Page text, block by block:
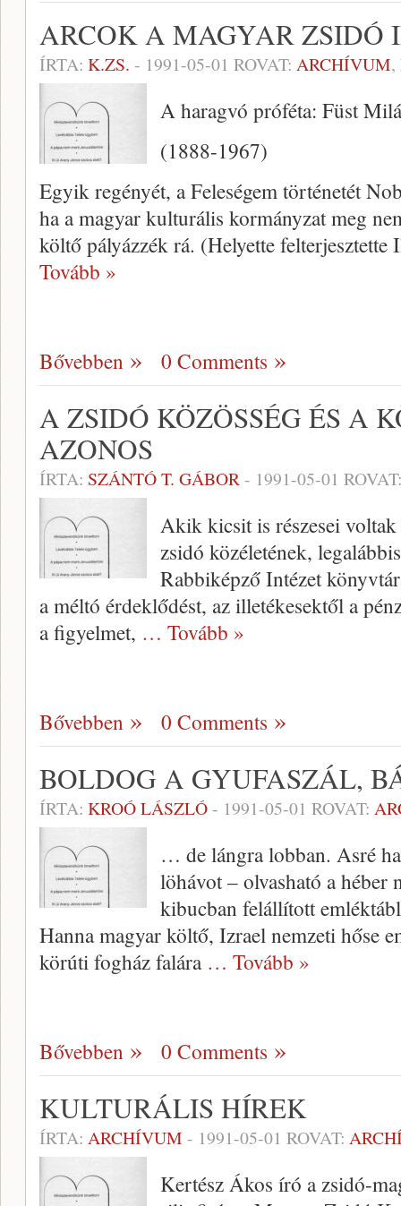
ARCOK A MAGYAR ZSIDÓ
ÍRTA: K.ZS. - 1991-05-01 ROVAT: ARCHÍVUM,
A haragvó próféta: Füst
(1888-1967)
Egyik regényét, a Feleségem történetét
ha a magyar kulturális kormányzat meg
köl­tő pályázzék rá. (Helyette
Tovább »
Bővebben 0 Comments
A ZSIDÓ KÖZÖSSÉG ÉS A
AZONOS
ÍRTA: SZÁNTÓ T. GÁBOR- 1991-05-01
Akik kicsit is részesei
zsidó közéletének,
Rabbiképző Intézet
a méltó érdeklődést, az il­letékesektől a
a figyelmet, … Tovább »
Bővebben 0 Comments
BOLDOG A GYUFASZÁL,
ÍRTA: KROÓ LÁSZLÓ- 1991-05-01 ROVAT:
… de lángra lobban. Asré
löhávot – olvasható a héber
kibucban felállított
Han­na magyar költő, Izrael nemzeti hőse
körúti fogház falára … Tovább »
Bővebben 0 Comments
KULTURÁLIS HÍREK
ÍRTA: ARCHÍVUM - 1991-05-01 ROVAT:
Kertész Ákos író a zsidó-